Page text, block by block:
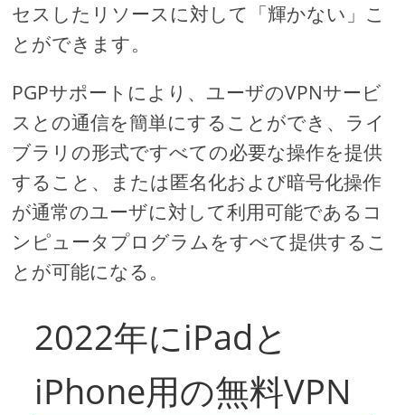
セスしたリソースに対して「輝かない」こ
とができます。
PGPサポートにより、ユーザのVPNサービ
スとの通信を簡単にすることができ、ライ
ブラリの形式ですべての必要な操作を提供
すること、または匿名化および暗号化操作
が通常のユーザに対して利用可能であるコ
ンピュータプログラムをすべて提供するこ
とが可能になる。
2022年にiPadと
iPhone用の無料VPN